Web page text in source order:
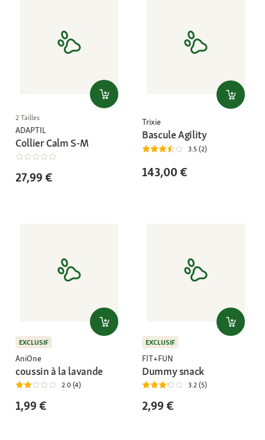
2 Tailles
ADAPTIL
Collier Calm S-M
27,99 €
Trixie
Bascule Agility
3.5 (2)
143,00 €
EXCLUSIF
AniOne
coussin à la lavande
2.0 (4)
1,99 €
EXCLUSIF
FIT+FUN
Dummy snack
3.2 (5)
2,99 €